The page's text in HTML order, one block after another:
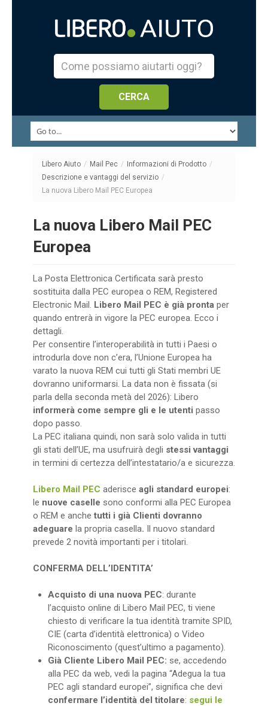
Libero Aiuto / Mail Pec / Informazioni di Prodotto /
Descrizione e vantaggi del servizio /
La nuova Libero Mail PEC Europea
La nuova Libero Mail PEC
Europea
La Posta Elettronica Certificata sarà presto
sostituita dalla PEC europea o REM, Registered
Electronic Mail. Libero Mail PEC è già pronta per
quando entrerà in vigore la PEC europea. Ecco i
dettagli.
Per consentire l’interoperabilità in tutti i Paesi o
introdurla dove non c’era, l’Unione Europea ha
varato la nuova REM cui tutti gli Stati membri UE
dovranno uniformarsi. La data non è fissata (si
parla della seconda metà del 2026): Libero
informerà come sempre gli e le utenti passo
dopo passo.
La PEC italiana quindi, non sarà solo valida in tutti
gli stati dell’UE, ma usufruirà degli stessi vantaggi
in termini di certezza dell’intestatario/a e sicurezza.
Libero Mail PEC aderisce agli standard europei:
le nuove caselle sono conformi alla PEC Europea
o REM e anche tutti i già Clienti dovranno
adeguare la propria casella. Il nuovo standard
prevede 2 novità importanti per i titolari.
CONFERMA DELL’IDENTITA’
Acquisto di una nuova PEC: durante
l’acquisto online di Libero Mail PEC, ti viene
chiesto di verificare la tua identità tramite SPID,
CIE (carta d’identità elettronica) o Video
Riconoscimento (quest’ultimo a pagamento).
Già Cliente Libero Mail PEC: se, accedendo
alla PEC da web, vedi la pagina “Adegua la tua
PEC agli standard europei”, significa che devi
confermare l’identità del titolare: segui le